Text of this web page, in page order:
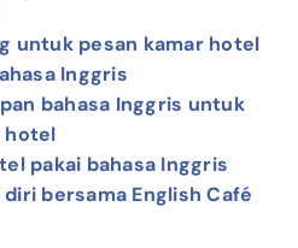
untuk pesan kamar hotel
Inggris
bahasa Inggris untuk
hotel
pakai bahasa Inggris
bersama English Café